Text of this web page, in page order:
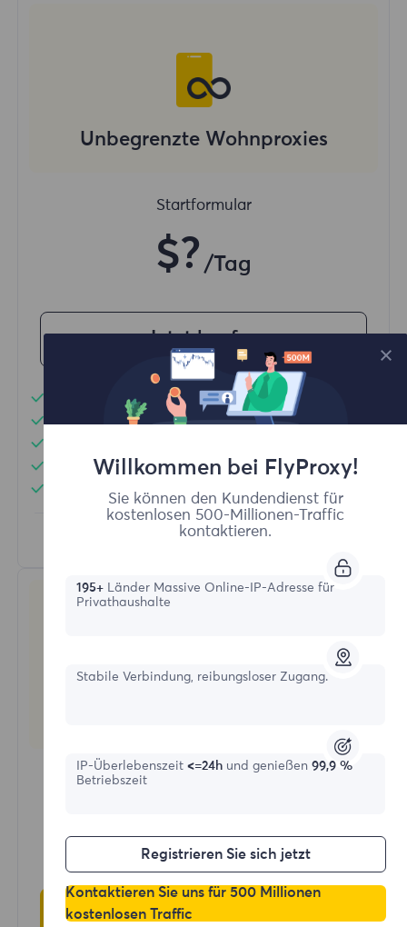
Unbegrenzte Wohnproxies
Startformular
$? /Tag
Jetzt kaufen
Unbegrenzte Nutzung von Datenverkehr
Unbegrenzte Nutzung von IP-Adressen
Zufälliges Land
Echte dynamische Wohnsitz-Proxy
Erfahren Sie mehr
$?/IP
Jetzt kaufen
Willkommen bei FlyProxy!
Sie können den Kundendienst für
kostenlosen 500-Millionen-Traffic
kontaktieren.
195+ Länder Massive Online-IP-Adresse für
Privathaushalte
Stabile Verbindung, reibungsloser Zugang.
IP-Überlebenszeit<=24h und genießen99,9 %
Betriebszeit
Registrieren Sie sich jetzt
Kontaktieren Sie uns für 500 Millionen
kostenlosen Traffic